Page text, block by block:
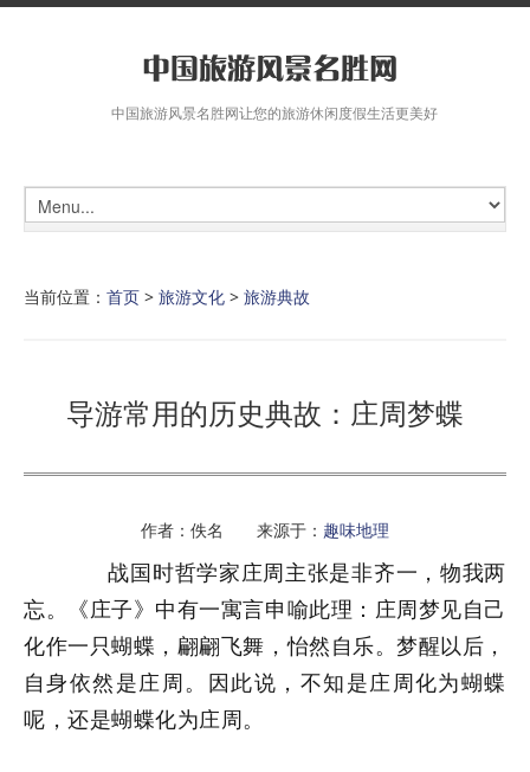
中国旅游风景名胜网让您的旅游休闲度假生活更美好
当前位置： 首页 > 旅游文化 > 旅游典故
导游常用的历史典故：庄周梦蝶
作者：佚名 来源于： 趣味地理
战国时哲学家庄周主张是非齐一，物我两
忘。《庄子》中有一寓言申喻此理：庄周梦见自己
化作一只蝴蝶，翩翩飞舞，怡然自乐。梦醒以后，
自身依然是庄周。因此说，不知是庄周化为蝴蝶
呢，还是蝴蝶化为庄周。